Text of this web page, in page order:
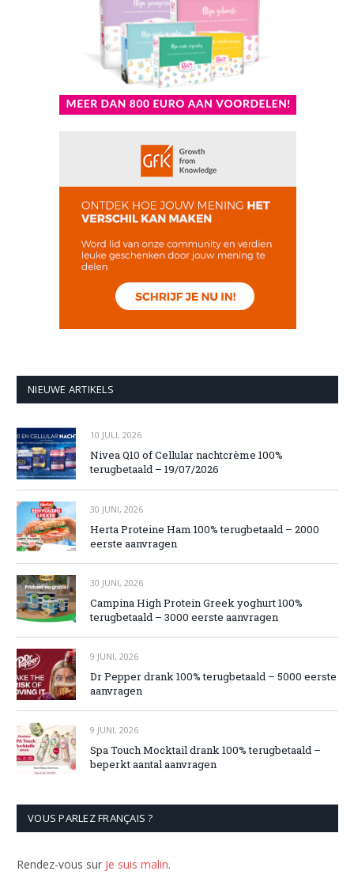
NIEUWE ARTIKELS
10 JULI, 2026
Nivea Q10 of Cellular nachtcrème 100%
terugbetaald – 19/07/2026
30 JUNI, 2026
Herta Proteine Ham 100% terugbetaald – 2000
eerste aanvragen
30 JUNI, 2026
Campina High Protein Greek yoghurt 100%
terugbetaald – 3000 eerste aanvragen
9 JUNI, 2026
Dr Pepper drank 100% terugbetaald – 5000 eerste
aanvragen
9 JUNI, 2026
Spa Touch Mocktail drank 100% terugbetaald –
beperkt aantal aanvragen
VOUS PARLEZ FRANÇAIS ?
Rendez-vous sur Je suis malin.